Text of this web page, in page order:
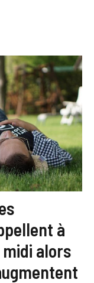
à
alors